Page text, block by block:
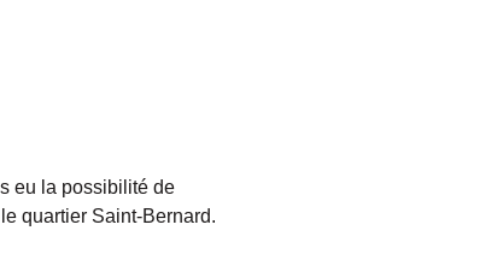
eu la possibilité de
quartier Saint-Bernard.